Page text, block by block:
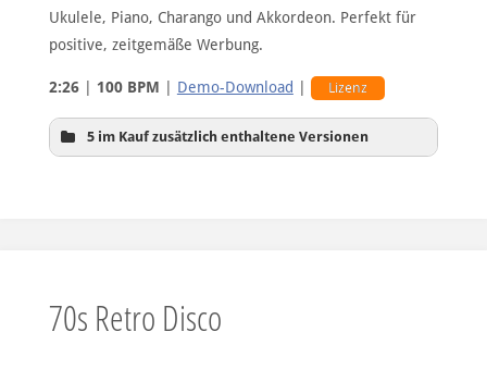
Ukulele, Piano, Charango und Akkordeon. Perfekt für
positive, zeitgemäße Werbung.
2:26| 100 BPM Demo-Download Lizenz
5 im Kauf zusätzlich enthaltene Versionen
70s Retro Disco